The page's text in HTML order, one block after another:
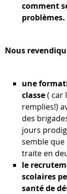
comment
problèmes.
Nous
une
classe( car
remplies!)
des
jours
semble que
traite en
le
scolaires
santé de